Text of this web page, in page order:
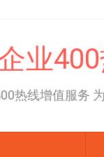
业
热线增值服务